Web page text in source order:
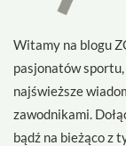
Witamy na blogu
pasjonatów
najświeższe
zawodnikami.
bądź na bieżąco z